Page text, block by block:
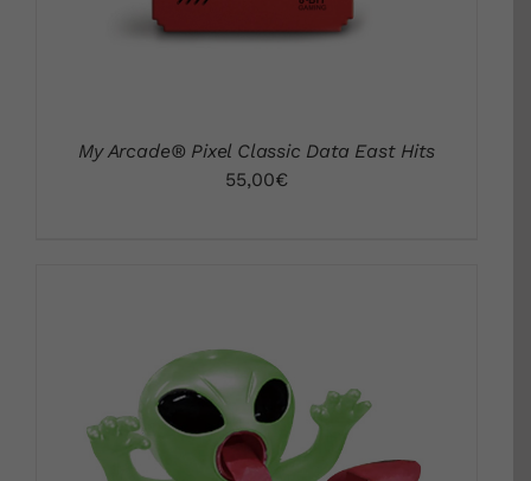
My Arcade® Pixel Classic Data East Hits
55,00€